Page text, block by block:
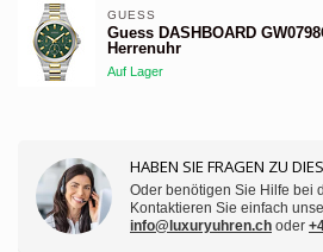
GUESS
Guess DASHBOARD
Herrenuhr
Auf Lager
HABEN SIE FRAGEN ZU
Oder benötigen Sie Hilfe bei
Kontaktieren Sie einfach
info@luxuryuhren.ch oder